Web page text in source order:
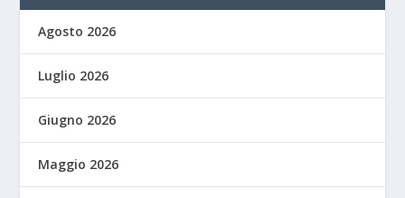
Agosto 2026
Luglio 2026
Giugno 2026
Maggio 2026